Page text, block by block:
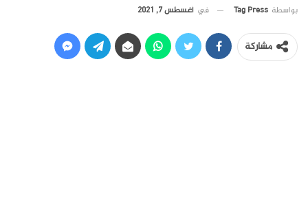
بواسطة Tag Press في أغسطس 7, 2021
مشاركة